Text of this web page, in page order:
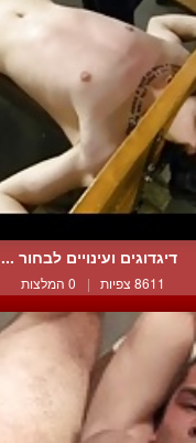
דיגדוגים ועינויים לבחור ...
8611 צפיות | 0 המלצות